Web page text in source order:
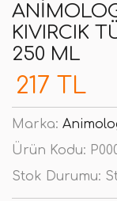
KIVIRCIK
250 ML
217 TL
Marka:
Ürün Kodu:
Stok Durumu: